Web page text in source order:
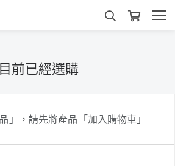
目前已經選購
」，請先將產品「加入購物車」